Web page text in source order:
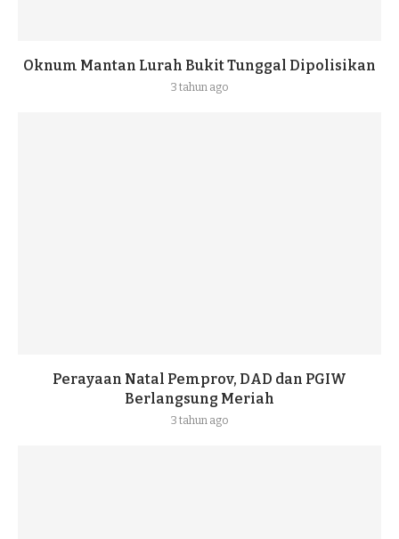
Oknum Mantan Lurah Bukit Tunggal Dipolisikan
3 tahun ago
Perayaan Natal Pemprov, DAD dan PGIW
Berlangsung Meriah
3 tahun ago